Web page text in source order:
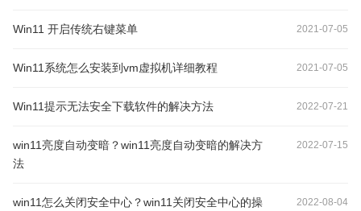
Win11 开启传统右键菜单 2021-07-05
Win11系统怎么安装到vm虚拟机详细教程 2021-07-05
Win11提示无法安全下载软件的解决方法 2022-07-21
win11亮度自动变暗？win11亮度自动变暗的解决方
法
2022-07-15
win11怎么关闭安全中心？win11关闭安全中心的操
2022-08-04